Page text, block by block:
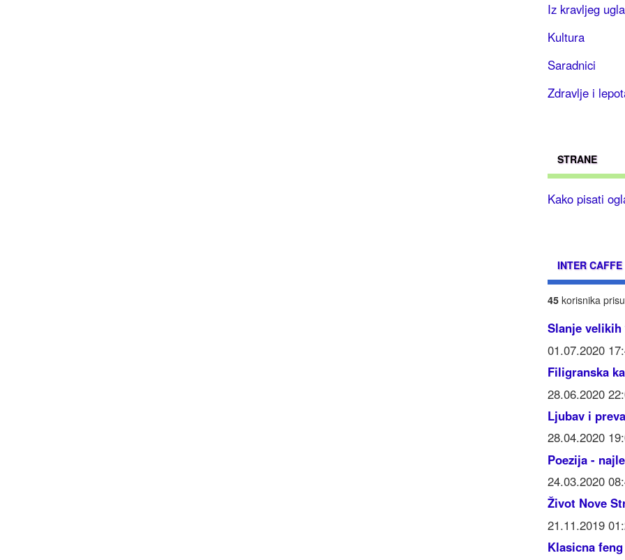
Iz kravljeg ugla
Kultura
Saradnici
Zdravlje i
STRANE
Kako pisati
INTER CAFFE
45korisnika
Slanje
01.07.2020
Filigranska
28.06.2020
Ljubav i
28.04.2020
Poezija -
24.03.2020
Život Nove
21.11.2019
Klasicna